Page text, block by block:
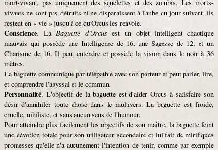
mort-vivant, pas uniquement des squelettes et des zombis. Les morts-
vivants ne sont pas détruits ni ne disparaissent à l'aube du jour suivant, ils
restent en « vie » jusqu'à ce qu'Orcus les renvoie.
Conscience. La Baguette d'Orcus est un objet intelligent chaotique
mauvais qui possède une Intelligence de 16, une Sagesse de 12, et un
Charisme de 16. Il peut entendre et possède la vision dans le noir à 36
mètres.
La baguette communique par télépathie avec son porteur et peut parler, lire,
et comprendre l'abyssal et le commun.
Personnalité. L'objectif de la baguette est d'aider Orcus à satisfaire son
désir d'annihiler toute chose dans le multivers. La baguette est froide,
cruelle, nihiliste, et sans aucun sens de l'humour.
Pour atteindre plus facilement les objectifs de son maître, la baguette feint
une dévotion totale pour son utilisateur secondaire et lui fait de mirifiques
promesses qu'elle n'a aucunement l'intention de tenir, comme par exemple